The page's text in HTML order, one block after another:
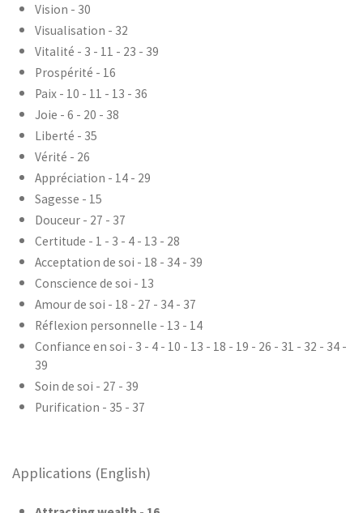
Vision - 30
Visualisation - 32
Vitalité - 3 - 11 - 23 - 39
Prospérité - 16
Paix - 10 - 11 - 13 - 36
Joie - 6 - 20 - 38
Liberté - 35
Vérité - 26
Appréciation - 14 - 29
Sagesse - 15
Douceur - 27 - 37
Certitude - 1 - 3 - 4 - 13 - 28
Acceptation de soi - 18 - 34 - 39
Conscience de soi - 13
Amour de soi - 18 - 27 - 34 - 37
Réflexion personnelle - 13 - 14
Confiance en soi - 3 - 4 - 10 - 13 - 18 - 19 - 26 - 31 - 32 - 34 -
39
Soin de soi - 27 - 39
Purification - 35 - 37
Applications (English)